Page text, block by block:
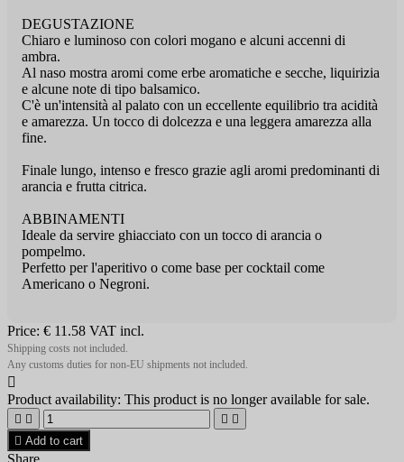
DEGUSTAZIONE
Chiaro e luminoso con colori mogano e alcuni accenni di
ambra.
Al naso mostra aromi come erbe aromatiche e secche, liquirizia
e alcune note di tipo balsamico.
C'è un'intensità al palato con un eccellente equilibrio tra acidità
e amarezza. Un tocco di dolcezza e una leggera amarezza alla
fine.
Finale lungo, intenso e fresco grazie agli aromi predominanti di
arancia e frutta citrica.
ABBINAMENTI
Ideale da servire ghiacciato con un tocco di arancia o
pompelmo.
Perfetto per l'aperitivo o come base per cocktail come
Americano o Negroni.
Price: € 11.58 VAT incl.
Shipping costs not included.
Any customs duties for non-EU shipments not included.

Product availability: This product is no longer available for sale.
   
 Add to cart
Share